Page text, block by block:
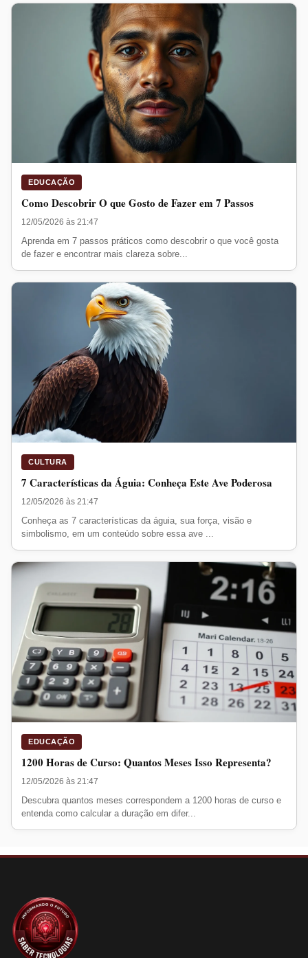
EDUCAÇÃO
Como Descobrir O que Gosto de Fazer em 7 Passos
12/05/2026 às 21:47
Aprenda em 7 passos práticos como descobrir o que você gosta
de fazer e encontrar mais clareza sobre...
CULTURA
7 Características da Águia: Conheça Este Ave Poderosa
12/05/2026 às 21:47
Conheça as 7 características da águia, sua força, visão e
simbolismo, em um conteúdo sobre essa ave ...
EDUCAÇÃO
1200 Horas de Curso: Quantos Meses Isso Representa?
12/05/2026 às 21:47
Descubra quantos meses correspondem a 1200 horas de curso e
entenda como calcular a duração em difer...